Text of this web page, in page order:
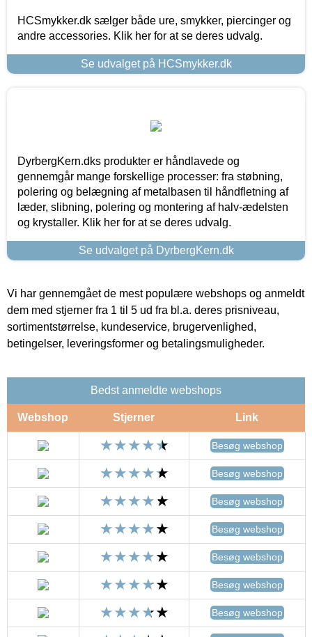
HCSmykker.dk sælger både ure, smykker, piercinger og
andre accessories. Klik her for at se deres udvalg.
Se udvalget på HCSmykker.dk
DyrbergKern.dks produkter er håndlavede og
gennemgår mange forskellige processer: fra støbning,
polering og belægning af metalbasen til håndfletning af
læder, slibning, polering og montering af halv-ædelsten
og krystaller. Klik her for at se deres udvalg.
Se udvalget på DyrbergKern.dk
Vi har gennemgået de mest populære webshops og anmeldt
dem med stjerner fra 1 til 5 ud fra bl.a. deres prisniveau,
sortimentstørrelse, kundeservice, brugervenlighed,
betingelser, leveringsformer og betalingsmuligheder.
Bedst anmeldte webshops
Webshop Stjerner Link
Besøg webshop
Besøg webshop
Besøg webshop
Besøg webshop
Besøg webshop
Besøg webshop
Besøg webshop